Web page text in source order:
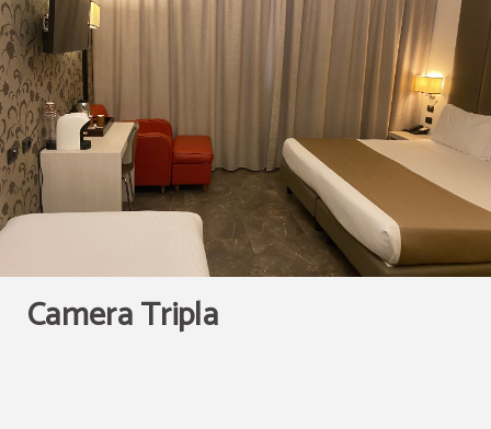
Camera Tripla